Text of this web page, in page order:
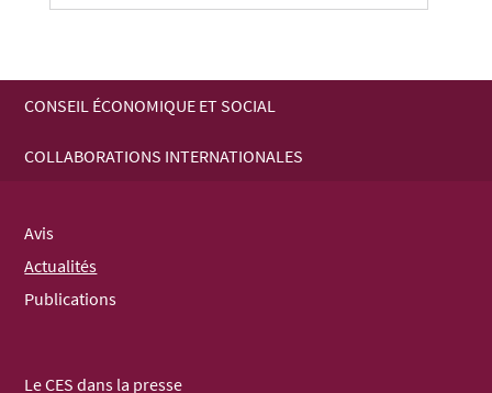
MENU
NAVIGATION
CONSEIL ÉCONOMIQUE ET SOCIAL
COLLABORATIONS INTERNATIONALES
Avis
Actualités
Publications
Le CES dans la presse